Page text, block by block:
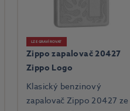
LZE GRAVÍROVAT
Zippo zapalovač 20427
Zippo Logo
Klasický benzinový
zapalovač Zippo 20427 ze